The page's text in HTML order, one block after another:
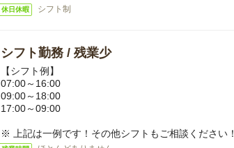
休日休暇 シフト制
シフト勤務 / 残業少
【シフト例】
07:00～16:00
09:00～18:00
17:00～09:00
※ 上記は一例です！その他シフトもご相談ください！